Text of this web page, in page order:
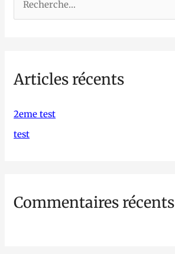
e
c
h
:
Articles récents
2eme test
test
Commentaires récents